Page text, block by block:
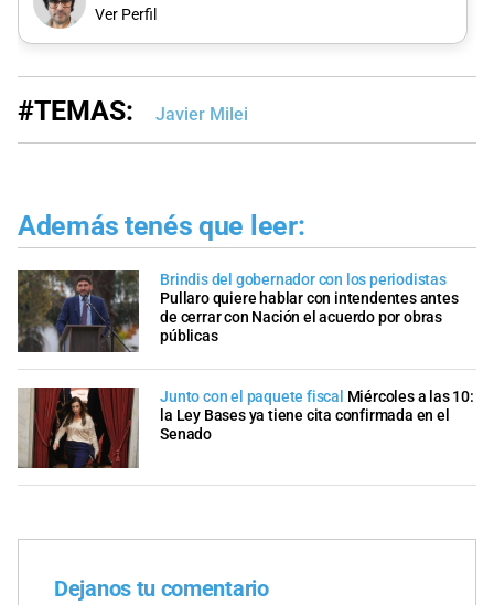
Ver Perfil
#TEMAS: Javier Milei
Además tenés que leer:
Brindis del gobernador con los periodistas
Pullaro quiere hablar con intendentes antes
de cerrar con Nación el acuerdo por obras
públicas
Junto con el paquete fiscal Miércoles a las 10:
la Ley Bases ya tiene cita confirmada en el
Senado
Dejanos tu comentario